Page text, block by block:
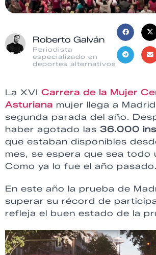
Roberto Galván
Periodista
especializado en
deportes alternativos
La XVI Carrera de la Mujer
Asturiana mujer llega a
segunda parada del año.
haber agotado las 36.000
que estaban disponibles
mes, se espera que sea todo
Como ya lo fue el año pasado.
En este año la prueba de
superar su récord de
refleja el buen estado de la